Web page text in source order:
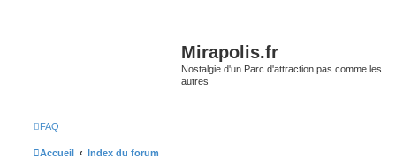
Mirapolis.fr
Nostalgie d'un Parc d'attraction pas comme les
autres
FAQ
Accueil Index du forum